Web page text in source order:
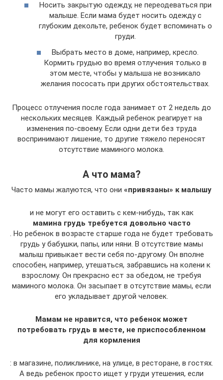
Носить закрытую одежду, не переодеваться при
малыше. Если мама будет носить одежду с
глубоким декольте, ребенок будет вспоминать о
груди.
Выбрать место в доме, например, кресло.
Кормить грудью во время отлучения только в
этом месте, чтобы у малыша не возникало
желания пососать при других обстоятельствах.
Процесс отлучения после года занимает от 2 недель до
нескольких месяцев. Каждый ребенок реагирует на
изменения по-своему. Если одни дети без труда
воспринимают лишение, то другие тяжело переносят
отсутствие маминого молока.
А что мама?
Часто мамы жалуются, что они «привязаны» к малышу
и не могут его оставить с кем-нибудь, так как
мамина грудь требуется довольно часто
. Но ребенок в возрасте старше года не будет требовать
грудь у бабушки, папы, или няни. В отсутствие мамы
малыш привыкает вести себя по-другому. Он вполне
способен, например, утешаться, забравшись на колени к
взрослому. Он прекрасно ест за обедом, не требуя
маминого молока. Он засыпает в отсутствие мамы, если
его укладывает другой человек.
Мамам не нравится, что ребенок может
потребовать грудь в месте, не приспособленном
для кормления
: в магазине, поликлинике, на улице, в ресторане, в гостях.
А ведь ребенок просто ищет у груди утешения, если